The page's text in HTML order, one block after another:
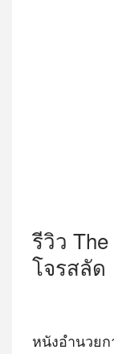
รีวิว
โจรสลัด
หนังอำนวย